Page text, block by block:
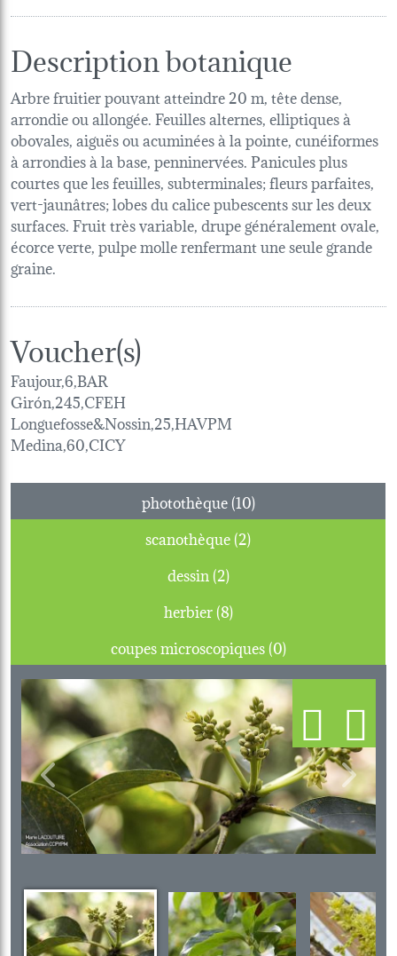
Description botanique
Arbre fruitier pouvant atteindre 20 m, tête dense,
arrondie ou allongée. Feuilles alternes, elliptiques à
obovales, aiguës ou acuminées à la pointe, cunéiformes
à arrondies à la base, penninervées. Panicules plus
courtes que les feuilles, subterminales; fleurs parfaites,
vert-jaunâtres; lobes du calice pubescents sur les deux
surfaces. Fruit très variable, drupe généralement ovale,
écorce verte, pulpe molle renfermant une seule grande
graine.
Voucher(s)
Faujour,6,BAR
Girón,245,CFEH
Longuefosse&Nossin,25,HAVPM
Medina,60,CICY
photothèque (10)
scanothèque (2)
dessin (2)
herbier (8)
coupes microscopiques (0)
Previous Next